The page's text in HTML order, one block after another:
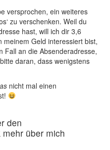
versprochen, ein weiteres
zu verschenken. Weil du
hast, will ich dir 3,6
Geld interessiert bist,
Fall an die Absenderadresse,
daran, dass wenigstens
nicht mal einen
den
über mich